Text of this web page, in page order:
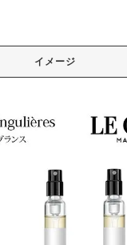
イメージ